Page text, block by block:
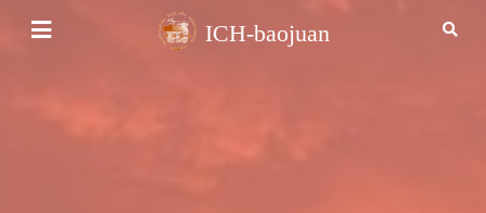
ICH-baojuan